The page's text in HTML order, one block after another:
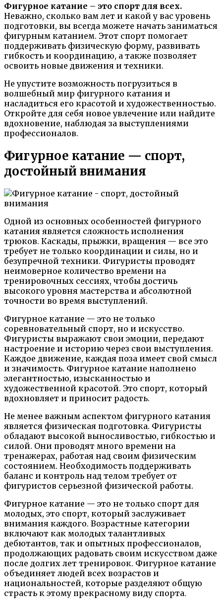
Фигурное катание – это спорт для всех.
Неважно, сколько вам лет и какой у вас уровень
подготовки, вы всегда можете начать заниматься
фигурным катанием. Этот спорт помогает
поддерживать физическую форму, развивать
гибкость и координацию, а также позволяет
освоить новые движения и техники.
Не упустите возможность погрузиться в
волшебный мир фигурного катания и
насладиться его красотой и художественностью.
Откройте для себя новое увлечение или найдите
вдохновение, наблюдая за выступлениями
профессионалов.
Фигурное катание — спорт,
достойный внимания
Одной из основных особенностей фигурного
катания является сложность исполнения
трюков. Каскады, прыжки, вращения — все это
требует не только координации и силы, но и
безупречной техники. Фигуристы проводят
неимоверное количество времени на
тренировочных сессиях, чтобы достичь
высокого уровня мастерства и абсолютной
точности во время выступлений.
Фигурное катание — это не только
соревновательный спорт, но и искусство.
Фигуристы выражают свои эмоции, передают
настроение и историю через свои выступления.
Каждое движение, каждая поза имеет свой смысл
и значимость. Фигурное катание наполнено
элегантностью, изысканностью и
художественной красотой. Это спорт, который
вдохновляет и приносит радость.
Не менее важным аспектом фигурного катания
является физическая подготовка. Фигуристы
обладают высокой выносливостью, гибкостью и
силой. Они проводят много времени на
тренажерах, работая над своим физическим
состоянием. Необходимость поддерживать
баланс и контроль над телом требует от
фигуристов серьезной физической работы.
Фигурное катание — это не только спорт для
молодых, это спорт, который заслуживает
внимания каждого. Возрастные категории
включают как молодых талантливых
дебютантов, так и опытных профессионалов,
продолжающих радовать своим искусством даже
после долгих лет тренировок. Фигурное катание
объединяет людей всех возрастов и
национальностей, которые разделяют общую
страсть к этому прекрасному виду спорта.